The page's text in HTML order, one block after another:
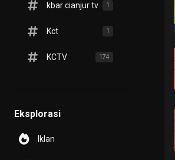
kbar cianjur tv 1
Kct 1
KCTV 174
Eksplorasi
Iklan